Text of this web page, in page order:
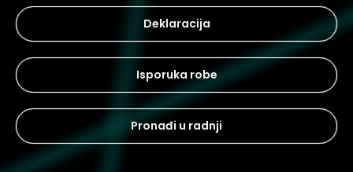
Deklaracija
Isporuka robe
Pronađi u radnji